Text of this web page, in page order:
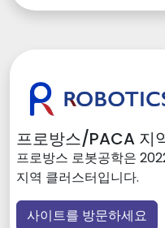
프로방스/PACA 지
프로방스 로봇공학은
지역 클러스터입니다.
사이트를 방문하세요